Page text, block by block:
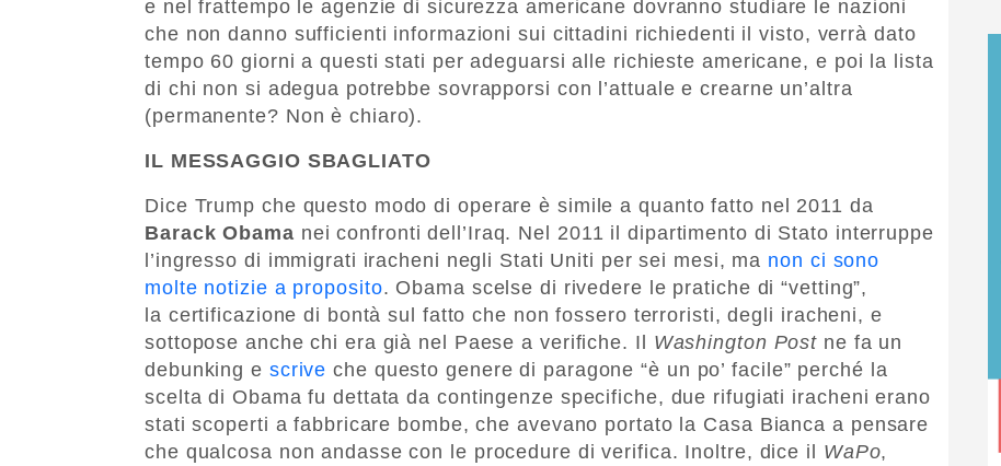
e nel frattempo le agenzie di sicurezza americane dovranno studiare le nazioni
che non danno sufficienti informazioni sui cittadini richiedenti il visto, verrà dato
tempo 60 giorni a questi stati per adeguarsi alle richieste americane, e poi la lista
di chi non si adegua potrebbe sovrapporsi con l’attuale e crearne un’altra
(permanente? Non è chiaro).
IL MESSAGGIO SBAGLIATO
Dice Trump che questo modo di operare è simile a quanto fatto nel 2011 da
Barack Obama nei confronti dell’Iraq. Nel 2011 il dipartimento di Stato interruppe
l’ingresso di immigrati iracheni negli Stati Uniti per sei mesi, ma non ci sono
molte notizie a proposito. Obama scelse di rivedere le pratiche di “vetting”,
la certificazione di bontà sul fatto che non fossero terroristi, degli iracheni, e
sottopose anche chi era già nel Paese a verifiche. Il Washington Post ne fa un
debunking e scrive che questo genere di paragone “è un po’ facile” perché la
scelta di Obama fu dettata da contingenze specifiche, due rifugiati iracheni erano
stati scoperti a fabbricare bombe, che avevano portato la Casa Bianca a pensare
che qualcosa non andasse con le procedure di verifica. Inoltre, dice il WaPo,